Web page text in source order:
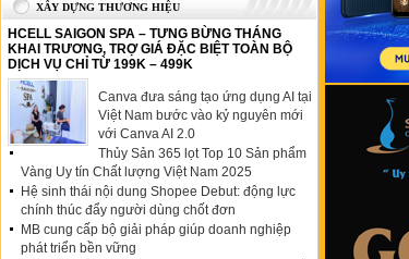
XÂY DỰNG THƯƠNG HIỆU
HCELL SAIGON SPA – TƯNG BỪNG THÁNG
KHAI TRƯƠNG, TRỢ GIÁ ĐẶC BIỆT TOÀN BỘ
DỊCH VỤ CHỈ TỪ 199K – 499K
Canva đưa sáng tạo ứng dụng AI tại
Việt Nam bước vào kỷ nguyên mới
với Canva AI 2.0
Thủy Sản 365 lọt Top 10 Sản phẩm
Vàng Uy tín Chất lượng Việt Nam 2025
Hệ sinh thái nội dung Shopee Debut: động lực
chính thúc đẩy người dùng chốt đơn
MB cung cấp bộ giải pháp giúp doanh nghiệp
phát triển bền vững